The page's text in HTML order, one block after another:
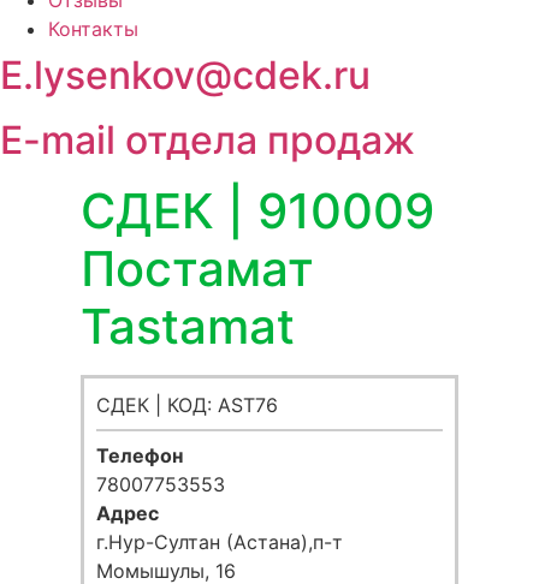
Контакты
E.lysenkov@cdek.ru
E-mail отдела продаж
СДЕК | 910009
Постамат
Tastamat
СДЕК | КОД: AST76
Телефон
78007753553
Адрес
г.Нур-Султан (Астана),п-т
Момышулы, 16